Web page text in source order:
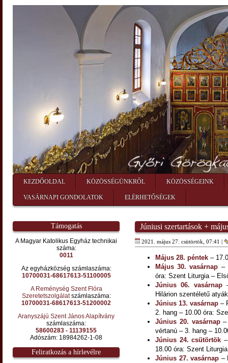
KEZDŐOLDAL KÖZÖSSÉGÜNKRŐL KÖZÖSSÉGEINK
VASÁRNAPI GONDOLATOK ELÉRHETŐSÉGEK
Támogatás
A Magyar Katolikus Egyház technikai
száma:
0011
Az egyházközség számlaszáma:
10700031-68617613-51100005
A Reménység Szent Flóra
Szeretetszolgálatszámlaszáma:
10700031-68617613-51200002
Aranyszájú Szent János Alapítvány
számlaszáma:
58600283 - 11139155
Adószám: 18984262-1-08
Feliratkozás a hírlevélre
Júniusi szertartások +
2021. május 27. csütörtök, 07:41 |
Május 28. péntek –
Május 30. vasárnap –
óra: Szent Liturgia –
Június 06. vasárnap–
Hilárion szentéletű
Június 13. vasárnap –
2. hang – 10.00 óra:
Június 20. vasárnap–
vértanú – 3. hang –
Június 24. csütörtök
18.00 óra: Szent Liturgia
Június 27. vasárnap –